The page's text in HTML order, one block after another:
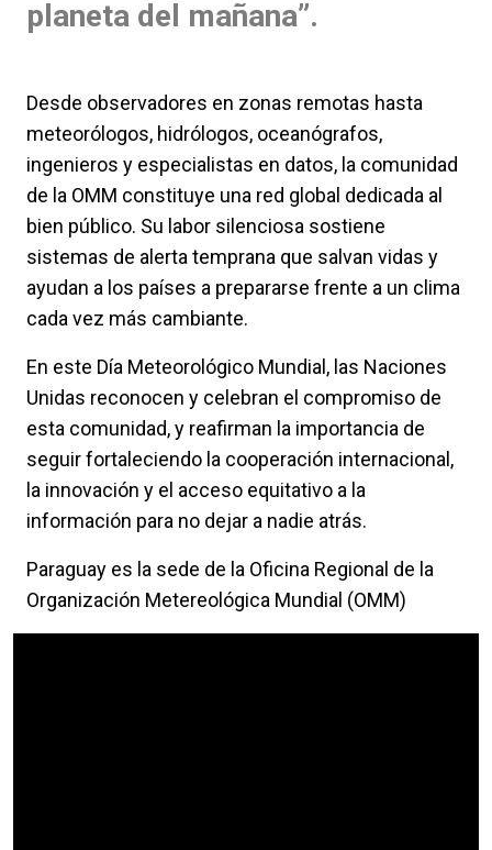
planeta del mañana”.
Desde observadores en zonas remotas hasta
meteorólogos, hidrólogos, oceanógrafos,
ingenieros y especialistas en datos, la comunidad
de la OMM constituye una red global dedicada al
bien público. Su labor silenciosa sostiene
sistemas de alerta temprana que salvan vidas y
ayudan a los países a prepararse frente a un clima
cada vez más cambiante.
En este Día Meteorológico Mundial, las Naciones
Unidas reconocen y celebran el compromiso de
esta comunidad, y reafirman la importancia de
seguir fortaleciendo la cooperación internacional,
la innovación y el acceso equitativo a la
información para no dejar a nadie atrás.
Paraguay es la sede de la Oficina Regional de la
Organización Metereológica Mundial (OMM)